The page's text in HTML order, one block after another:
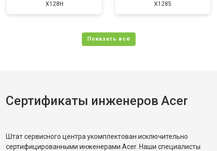
X128H X1285
Сертификаты инженеров Acer
Штат сервисного центра укомплектован исключительно
сертифицированными инженерами Acer. Наши специалисты